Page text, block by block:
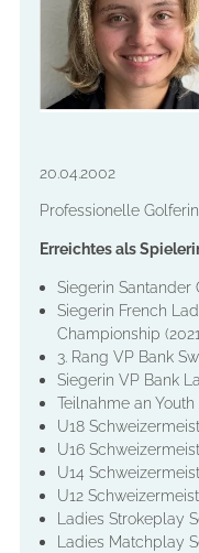
20.04.2002
Professionelle Golferin
Erreichtes als
Siegerin Santander
Siegerin French
Championship
3. Rang VP Bank
Siegerin VP Bank
Teilnahme an
U18
U16
U14
U12
Ladies Strokeplay
Ladies Matchplay